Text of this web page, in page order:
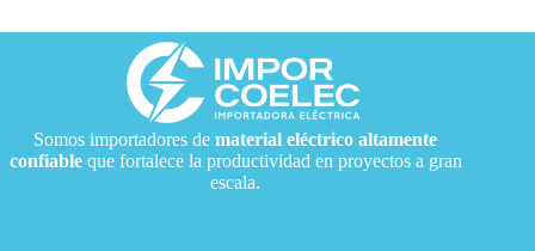
Somos importadores dematerial eléctrico altamente
confiableque fortalece la productividad en proyectos a gran
escala.